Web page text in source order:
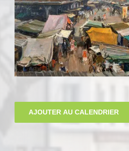
AJOUTER AU CALENDRIER